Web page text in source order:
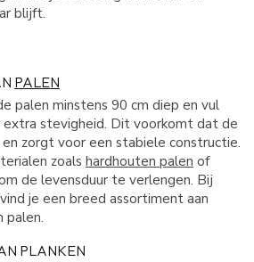
blijft.
PALEN
palen minstens 90 cm diep en vul
stevigheid. Dit voorkomt dat de
en zorgt voor een stabiele constructie.
zoals hardhouten palen of
de levensduur te verlengen. Bij
je een breed assortiment aan
palen.
PLANKEN